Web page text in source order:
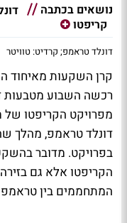
נושאים בכתבה
קריפטו
דונלד טראמפ; קרדיט: טוויטר
מפרויקט הקריפטו
דונלד טראמפ, מהלך
בפרויקט. מדובר
הקריפטו אלא גם
המתחממים בין טראמפ